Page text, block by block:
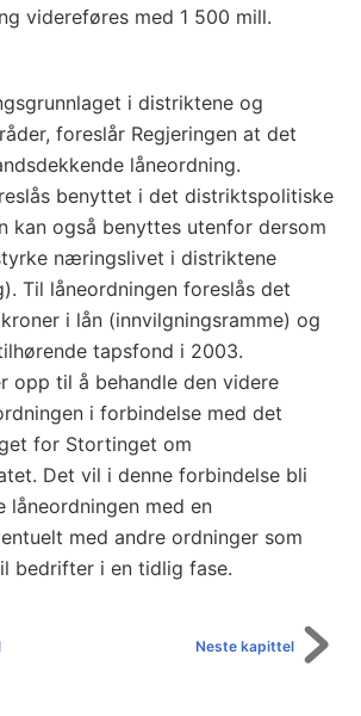
videreføres med 1 500 mill.
i distriktene og
foreslår Regjeringen at det
låneordning.
benyttet i det distriktspolitiske
kan også benyttes utenfor dersom
næringslivet i distriktene
Til låneordningen foreslås det
i lån (innvilgningsramme) og
tapsfond i 2003.
opp til å behandle den videre
i forbindelse med det
for Stortinget om
Det vil i denne forbindelse bli
låneordningen med en
med andre ordninger som
bedrifter i en tidlig fase.
Neste kapittel